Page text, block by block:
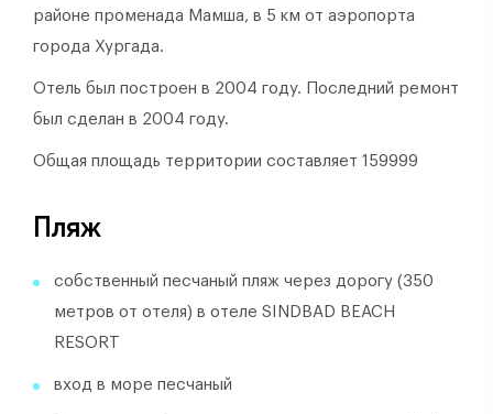
районе променада Мамша, в 5 км от аэропорта
города Хургада.
Отель был построен в 2004 году.
Последний ремонт
был сделан в 2004 году.
Общая площадь территории составляет 159999
Пляж
собственный песчаный пляж через дорогу (350
метров от отеля) в отеле SINDBAD BEACH
RESORT
вход в море песчаный